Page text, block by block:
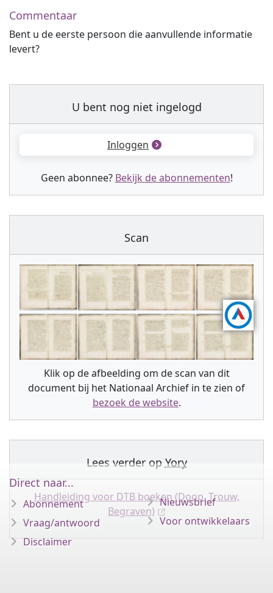
Commentaar
Bent u de eerste persoon die aanvullende informatie
levert?
U bent nog niet ingelogd
Inloggen
Geen abonnee? Bekijk de abonnementen!
Scan
Klik op de afbeelding om de scan van dit
document bij het Nationaal Archief in te zien of
bezoek de website.
Lees verder op Yory
Handleiding voor DTB boeken (Doop, Trouw,
Begraven)
Direct naar...
Abonnement
Vraag/antwoord
Disclaimer
Nieuwsbrief
Voor ontwikkelaars